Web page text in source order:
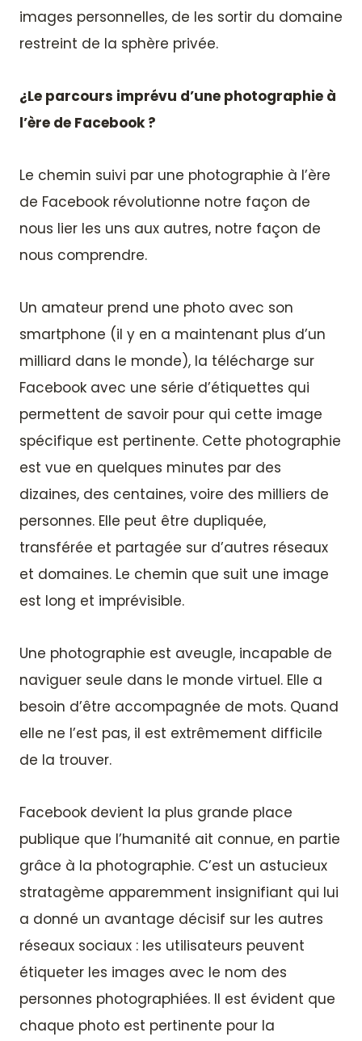
images personnelles, de les sortir du domaine
restreint de la sphère privée.
¿Le parcours imprévu d’une photographie à
l’ère de Facebook ?
Le chemin suivi par une photographie à l’ère
de Facebook révolutionne notre façon de
nous lier les uns aux autres, notre façon de
nous comprendre.
Un amateur prend une photo avec son
smartphone (il y en a maintenant plus d’un
milliard dans le monde), la télécharge sur
Facebook avec une série d’étiquettes qui
permettent de savoir pour qui cette image
spécifique est pertinente. Cette photographie
est vue en quelques minutes par des
dizaines, des centaines, voire des milliers de
personnes. Elle peut être dupliquée,
transférée et partagée sur d’autres réseaux
et domaines. Le chemin que suit une image
est long et imprévisible.
Une photographie est aveugle, incapable de
naviguer seule dans le monde virtuel. Elle a
besoin d’être accompagnée de mots. Quand
elle ne l’est pas, il est extrêmement difficile
de la trouver.
Facebook devient la plus grande place
publique que l’humanité ait connue, en partie
grâce à la photographie. C’est un astucieux
stratagème apparemment insignifiant qui lui
a donné un avantage décisif sur les autres
réseaux sociaux : les utilisateurs peuvent
étiqueter les images avec le nom des
personnes photographiées. Il est évident que
chaque photo est pertinente pour la